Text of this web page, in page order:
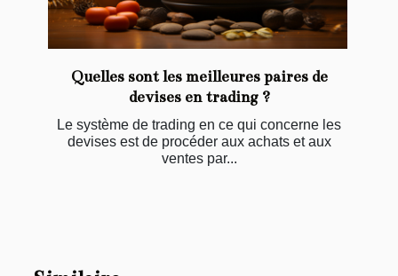
Quelles sont les meilleures paires de
devises en trading ?
Le système de trading en ce qui concerne les
devises est de procéder aux achats et aux
ventes par...